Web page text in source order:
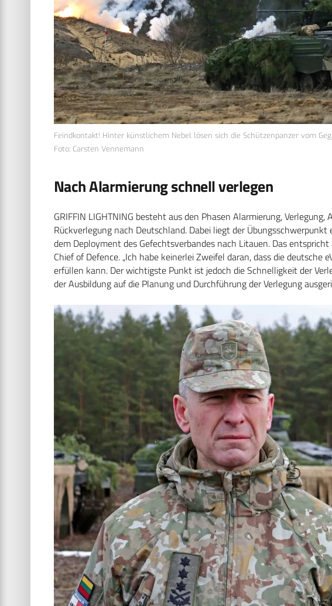
Feindkontakt! Hinter künstlichem Nebel lösen sich die Schützenpanzer vom
Foto: Carsten Vennemann
Nach Alarmierung schnell verlegen
GRIFFIN LIGHTNING besteht aus den Phasen Alarmierung, Verlegung,
Rückverlegung nach Deutschland. Dabei liegt der
dem Deployment des Gefechtsverbandes nach Litauen. Das
Chief of Defence. „Ich habe keinerlei Zweifel daran, dass die deutsche
erfüllen kann. Der wichtigste Punkt ist jedoch die Schnelligkeit der
der Ausbildung auf die Planung und Durchführung der Verlegung